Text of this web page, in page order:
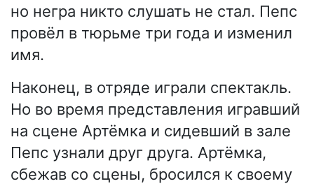
но негра никто слушать не стал. Пепс
провёл в тюрьме три года и изменил
имя.
Наконец, в отряде играли спектакль.
Но во время представления игравший
на сцене Артёмка и сидевший в зале
Пепс узнали друг друга. Артёмка,
сбежав со сцены, бросился к своему